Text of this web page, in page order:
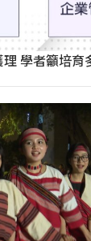
學者籲培育